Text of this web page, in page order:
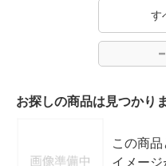
す
お探しの商品は見つかり
この商品
イメー